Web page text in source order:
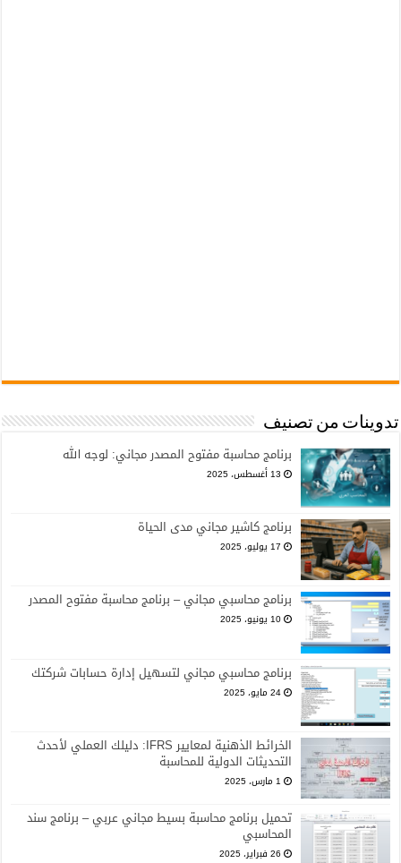
تدوينات من تصنيف
برنامج محاسبة مفتوح المصدر مجاني: لوجه الله
13 أغسطس، 2025
برنامج كاشير مجاني مدى الحياة
17 يوليو، 2025
برنامج محاسبي مجاني – برنامج محاسبة مفتوح المصدر
10 يونيو، 2025
برنامج محاسبي مجاني لتسهيل إدارة حسابات شركتك
24 مايو، 2025
الخرائط الذهنية لمعايير IFRS: دليلك العملي لأحدث
التحديثات الدولية للمحاسبة
1 مارس، 2025
تحميل برنامج محاسبة بسيط مجاني عربي – برنامج سند
المحاسبي
26 فبراير، 2025